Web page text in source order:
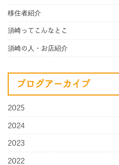
移住者紹介
須崎ってこんなとこ
須崎の人・お店紹介
ブログアーカイブ
2025
2024
2023
2022